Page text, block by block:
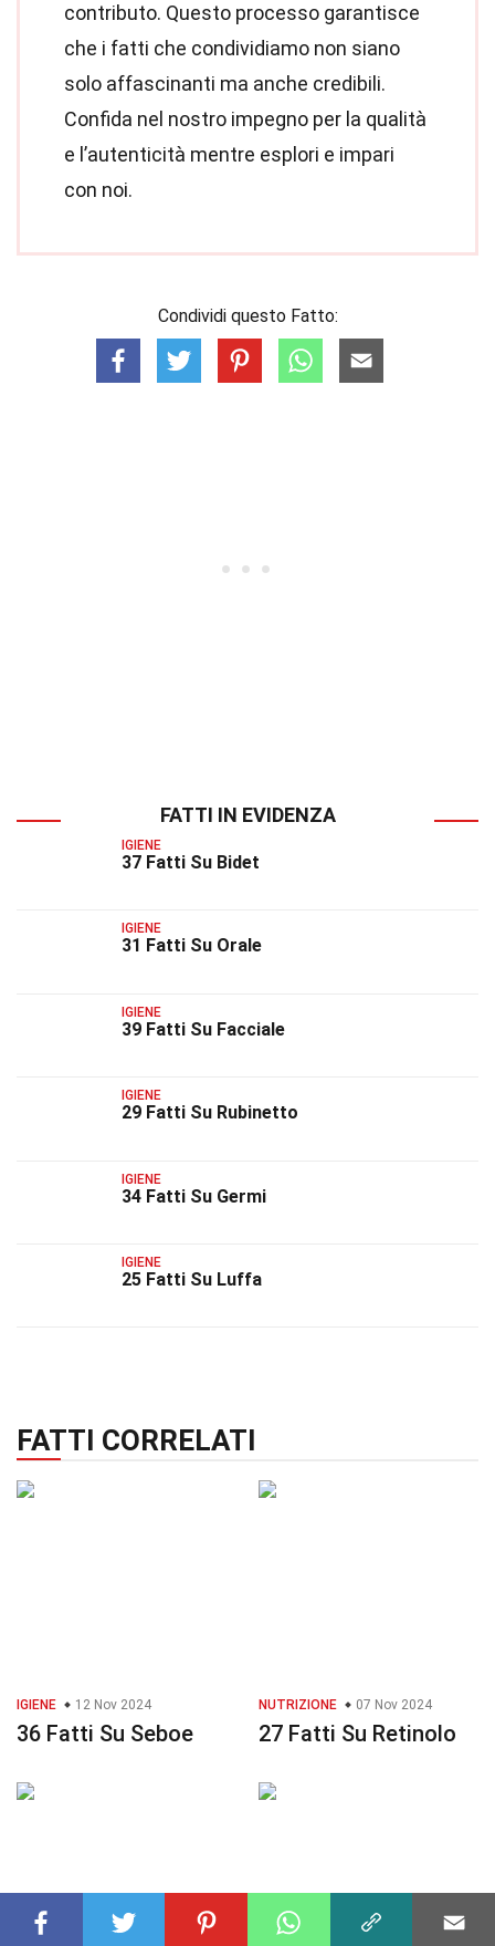
contributo. Questo processo garantisce
che i fatti che condividiamo non siano
solo affascinanti ma anche credibili.
Confida nel nostro impegno per la qualità
e l’autenticità mentre esplori e impari
con noi.
Condividi questo Fatto:
FATTI IN EVIDENZA
IGIENE
37 Fatti Su Bidet
IGIENE
31 Fatti Su Orale
IGIENE
39 Fatti Su Facciale
IGIENE
29 Fatti Su Rubinetto
IGIENE
34 Fatti Su Germi
IGIENE
25 Fatti Su Luffa
FATTI CORRELATI
IGIENE 12 Nov 2024
36 Fatti Su Seboe
NUTRIZIONE 07 Nov 2024
27 Fatti Su Retinolo